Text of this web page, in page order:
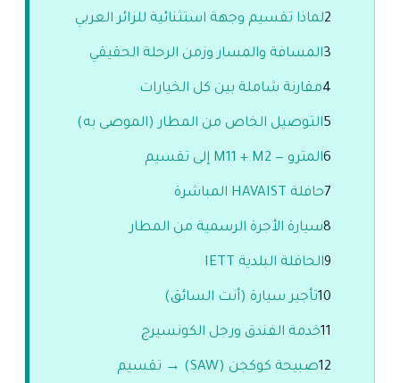
2لماذا تقسيم وجهة استثنائية للزائر العربي
3المسافة والمسار وزمن الرحلة الحقيقي
4مقارنة شاملة بين كل الخيارات
5التوصيل الخاص من المطار (الموصى به)
6المترو — M11 + M2 إلى تقسيم
7حافلة HAVAIST المباشرة
8سيارة الأجرة الرسمية من المطار
9الحافلة البلدية IETT
10تأجير سيارة (أنت السائق)
11خدمة الفندق ورجل الكونسيرج
12صبيحة كوكجن (SAW) → تقسيم